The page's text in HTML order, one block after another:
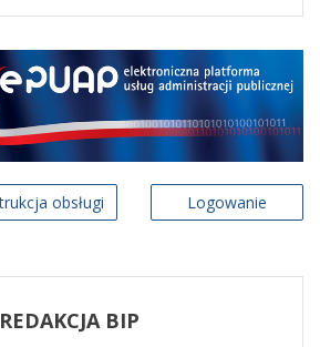
obsługi Logowanie
REDAKCJABIP